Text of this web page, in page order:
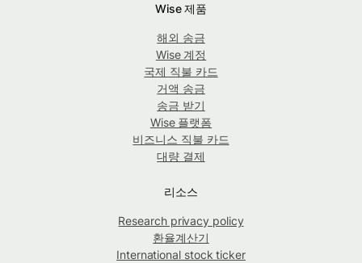
Wise 제품
해외 송금
Wise 계정
국제 직불 카드
거액 송금
송금 받기
Wise 플랫폼
비즈니스 직불 카드
대량 결제
리소스
Research privacy policy
환율계산기
International stock ticker